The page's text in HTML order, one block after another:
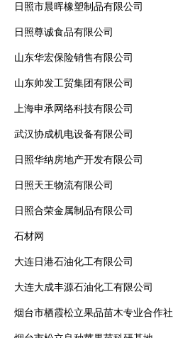
日照市晨晖橡塑制品有限公司
日照尊诚食品有限公司
山东华宏保险销售有限公司
山东帅发工贸集团有限公司
上海申承网络科技有限公司
武汉协成机电设备有限公司
日照华纳房地产开发有限公司
日照天王物流有限公司
日照合荣金属制品有限公司
石材网
大连日港石油化工有限公司
大连大成丰源石油化工有限公司
烟台市栖霞松立果品苗木专业合作社